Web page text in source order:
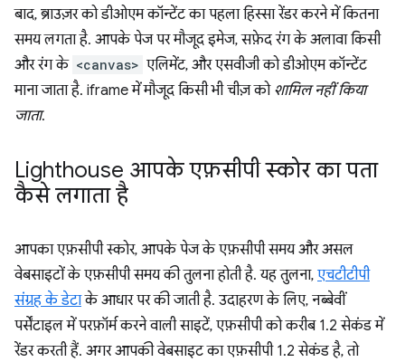
बाद, ब्राउज़र को डीओएम कॉन्टेंट का पहला हिस्सा रेंडर करने में कितना
समय लगता है. आपके पेज पर मौजूद इमेज, सफ़ेद रंग के अलावा किसी
और रंग के <canvas> एलिमेंट, और एसवीजी को डीओएम कॉन्टेंट
माना जाता है. iframe में मौजूद किसी भी चीज़ को शामिल नहीं किया
जाता.
Lighthouse आपके एफ़सीपी स्कोर का पता
कैसे लगाता है
आपका एफ़सीपी स्कोर, आपके पेज के एफ़सीपी समय और असल
वेबसाइटों के एफ़सीपी समय की तुलना होती है. यह तुलना, एचटीटीपी
संग्रह के डेटाके आधार पर की जाती है. उदाहरण के लिए, नब्बेवीं
पर्सेंटाइल में परफ़ॉर्म करने वाली साइटें, एफ़सीपी को करीब 1.2 सेकंड में
रेंडर करती हैं. अगर आपकी वेबसाइट का एफ़सीपी 1.2 सेकंड है, तो